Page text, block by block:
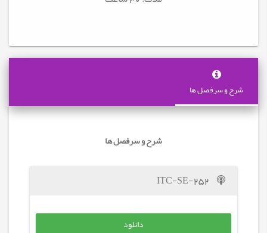
شرح و سرفصل ها
شرح و سرفصل ها
دانلود